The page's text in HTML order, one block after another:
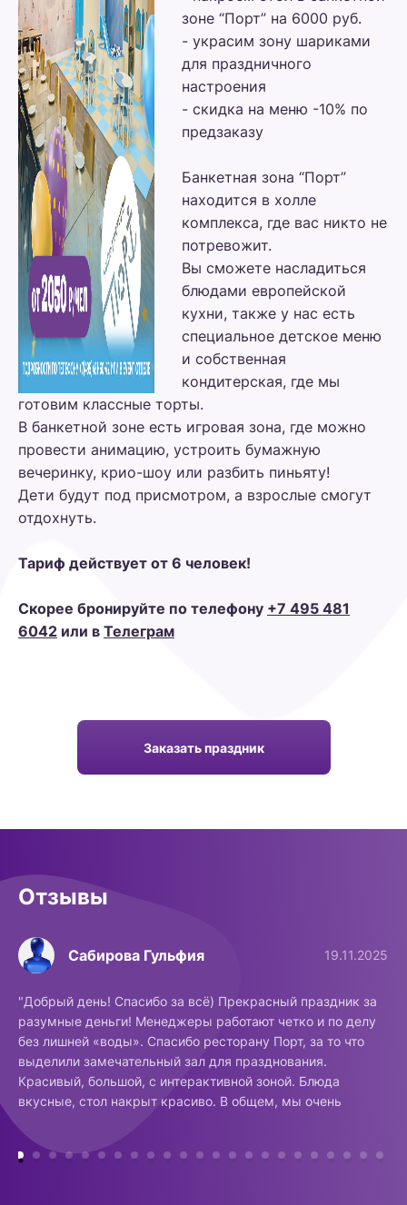
зоне “Порт” на 6000 руб.
- украсим зону шариками
для праздничного
настроения
- скидка на меню -10% по
предзаказу
Банкетная зона “Порт”
находится в холле
комплекса, где вас никто не
потревожит.
Вы сможете насладиться
блюдами европейской
кухни, также у нас есть
специальное детское меню
и собственная
кондитерская, где мы
готовим классные торты.
В банкетной зоне есть игровая зона, где можно
провести анимацию, устроить бумажную
вечеринку, крио-шоу или разбить пиньяту!
Дети будут под присмотром, а взрослые смогут
отдохнуть.
Тариф действует от 6 человек!
Скорее бронируйте по телефону +7 495 481
6042 или в Телеграм
Заказать праздник
Отзывы
Сабирова Гульфия 19.11.2025
"Добрый день! Спасибо за всё) Прекрасный праздник за
разумные деньги! Менеджеры работают четко и по делу
без лишней «воды». Спасибо ресторану Порт, за то что
выделили замечательный зал для празднования.
Красивый, большой, с интерактивной зоной. Блюда
вкусные, стол накрыт красиво. В общем, мы очень